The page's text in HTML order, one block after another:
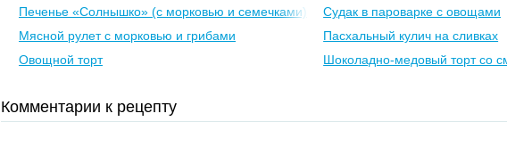
Печенье «Солнышко» (с морковью и семечками)
Судак в пароварке с овощами
Мясной рулет с морковью и грибами
Пасхальный кулич на сливках
Овощной торт
Шоколадно-медовый торт со
Комментарии к рецепту